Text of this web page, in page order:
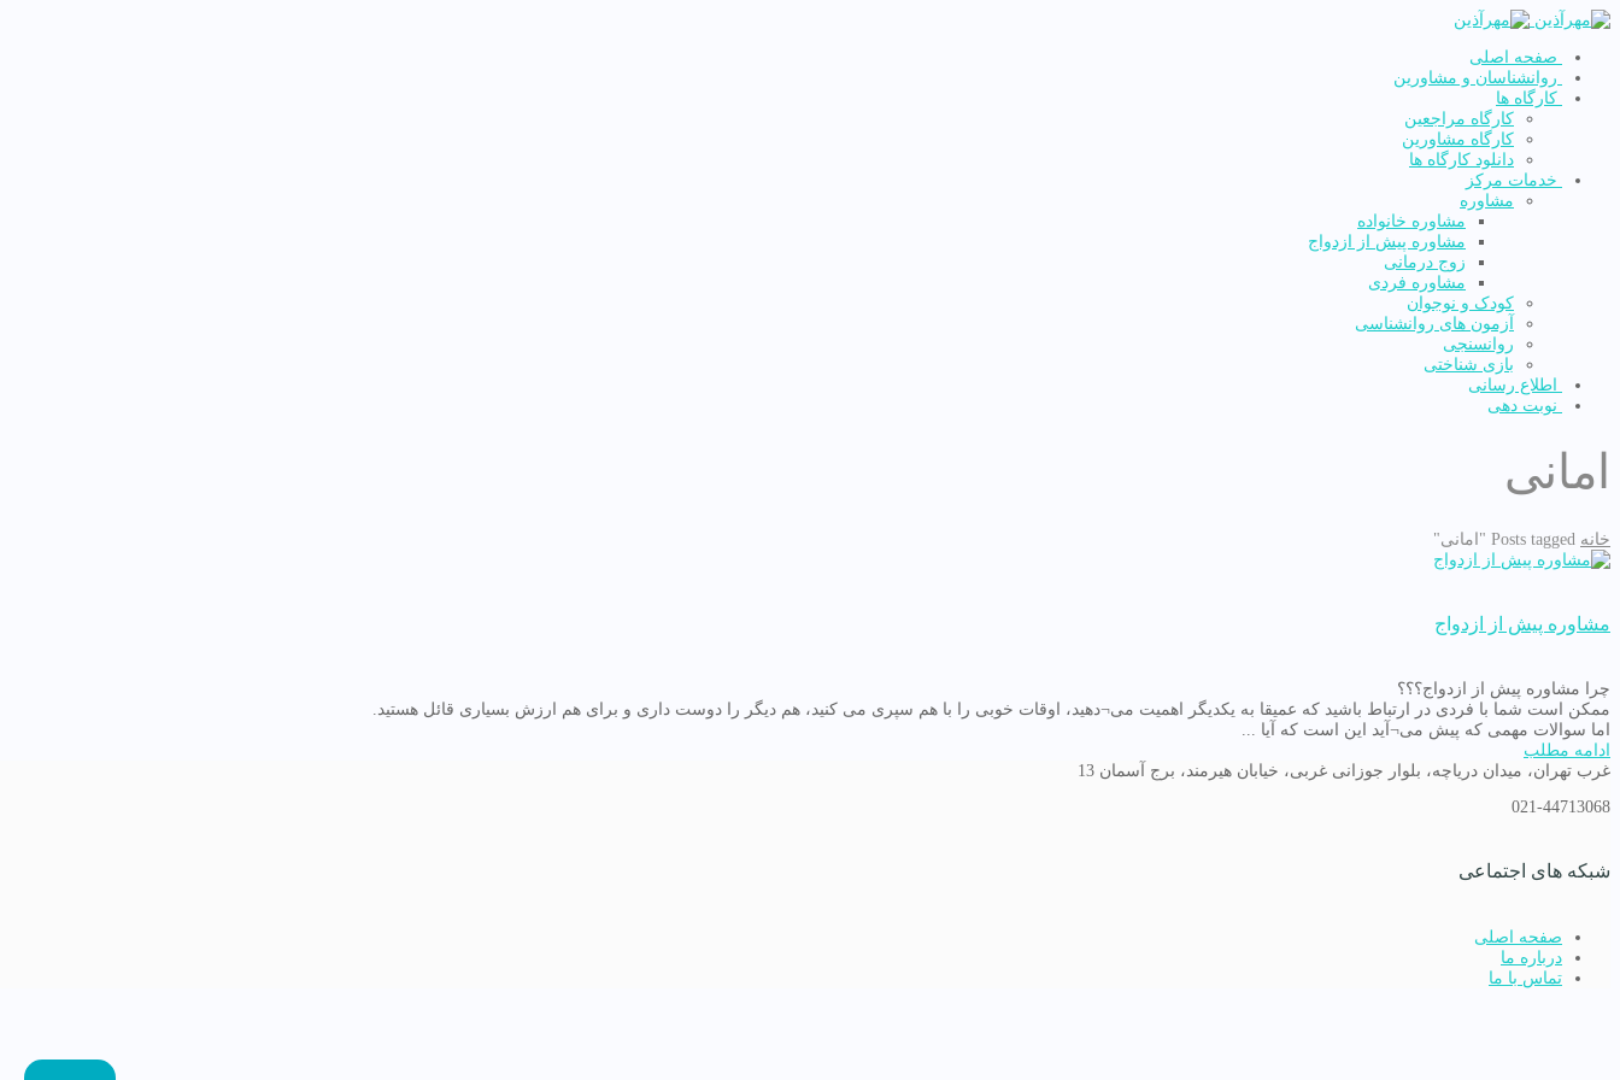
صفحه اصلی
روانشناسان و مشاورین
کارگاه ها
کارگاه مراجعین
کارگاه مشاورین
دانلود کارگاه ها
خدمات مرکز
مشاوره
مشاوره خانواده
مشاوره پیش از ازدواج
زوج درمانی
مشاوره فردی
کودک و نوجوان
آزمون های روانشناسی
روانسنجی
بازی شناختی
اطلاع رسانی
نوبت دهی
امانی
خانه Posts tagged "امانی"
مشاوره پیش از ازدواج
چرا مشاوره پیش از ازدواج؟؟؟
ممکن است شما با فردی در ارتباط باشید که عمیقا به یکدیگر اهمیت می¬دهید، اوقات خوبی را با هم سپری می کنید، هم دیگر را دوست داری و برای هم ارزش بسیاری قائل هستید.
اما سوالات مهمی که پیش می¬آید این است که آیا ...
ادامه مطلب
غرب تهران، میدان دریاچه، بلوار جوزانی غربی، خیابان هیرمند، برج آسمان 13
021-44713068
شبکه های اجتماعی
صفحه اصلی
درباره ما
تماس با ما